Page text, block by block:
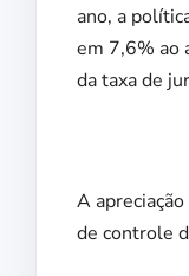
ano, a
em 7,6% ao
da taxa de
A
de controle